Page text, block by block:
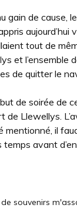
gain de cause,
aujourd’hui
tout de
et l’ensemble
de quitter le
de soirée de
de Llewellys.
mentionné, il
avant
souvenirs